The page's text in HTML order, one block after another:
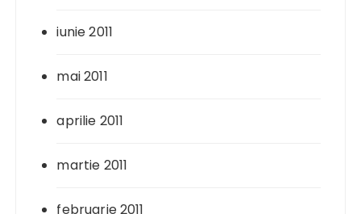
iunie 2011
mai 2011
aprilie 2011
martie 2011
februarie 2011